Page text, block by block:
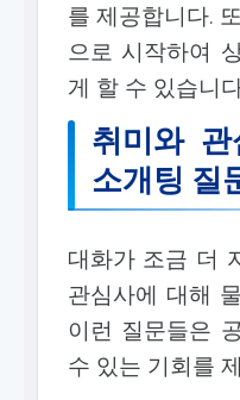
를 제공합니다.
으로 시작하여
게 할 수 있습니
취미와 관
소개팅 질
대화가 조금 더
관심사에 대해
이런 질문들은
수 있는 기회를